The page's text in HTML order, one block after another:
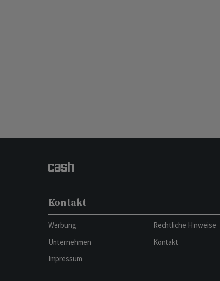
Kontakt
Werbung
Unternehmen
Impressum
Rechtliche Hinweise
Kontakt